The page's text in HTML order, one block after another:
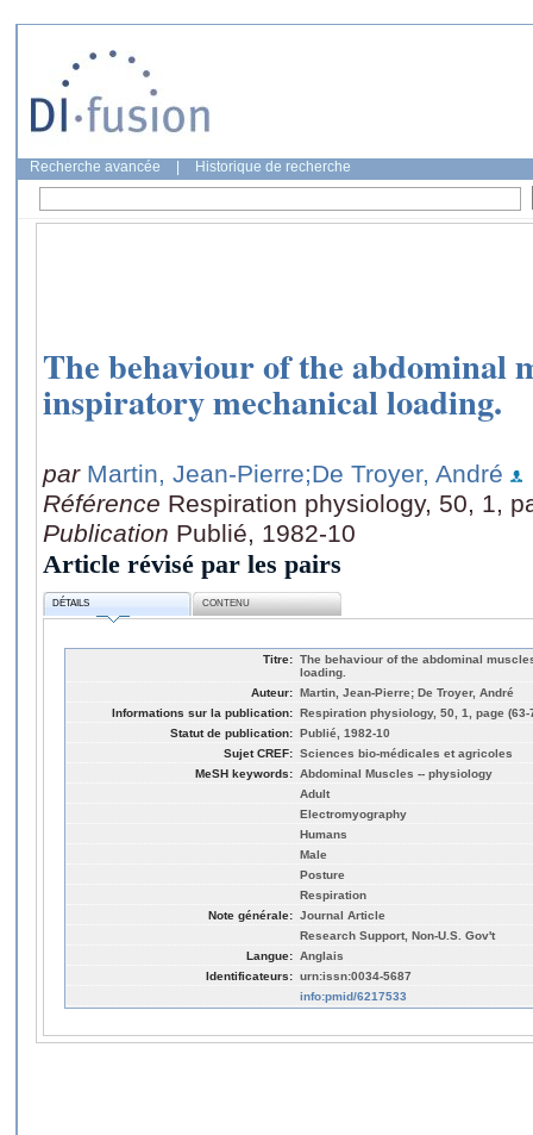
Recherche avancée Historique de recherche
The behaviour of the abdominal
inspiratory mechanical loading.
par Martin, Jean-Pierre;De Troyer, André
Référence Respiration physiology, 50, 1,
Publication Publié, 1982-10
Article révisé par les pairs
DÉTAILS CONTENU
Titre: The behaviour of the abdominal
loading.
Auteur: Martin, Jean-Pierre; De Troyer, André
Informations sur la publication: Respiration physiology, 50, 1, page (63-
Statut de publication: Publié, 1982-10
Sujet CREF: Sciences bio-médicales et agricoles
MeSH keywords: Abdominal Muscles -- physiology
Adult
Electromyography
Humans
Male
Posture
Respiration
Note générale: Journal Article
Research Support, Non-U.S. Gov't
Langue: Anglais
Identificateurs: urn:issn:0034-5687
info:pmid/6217533